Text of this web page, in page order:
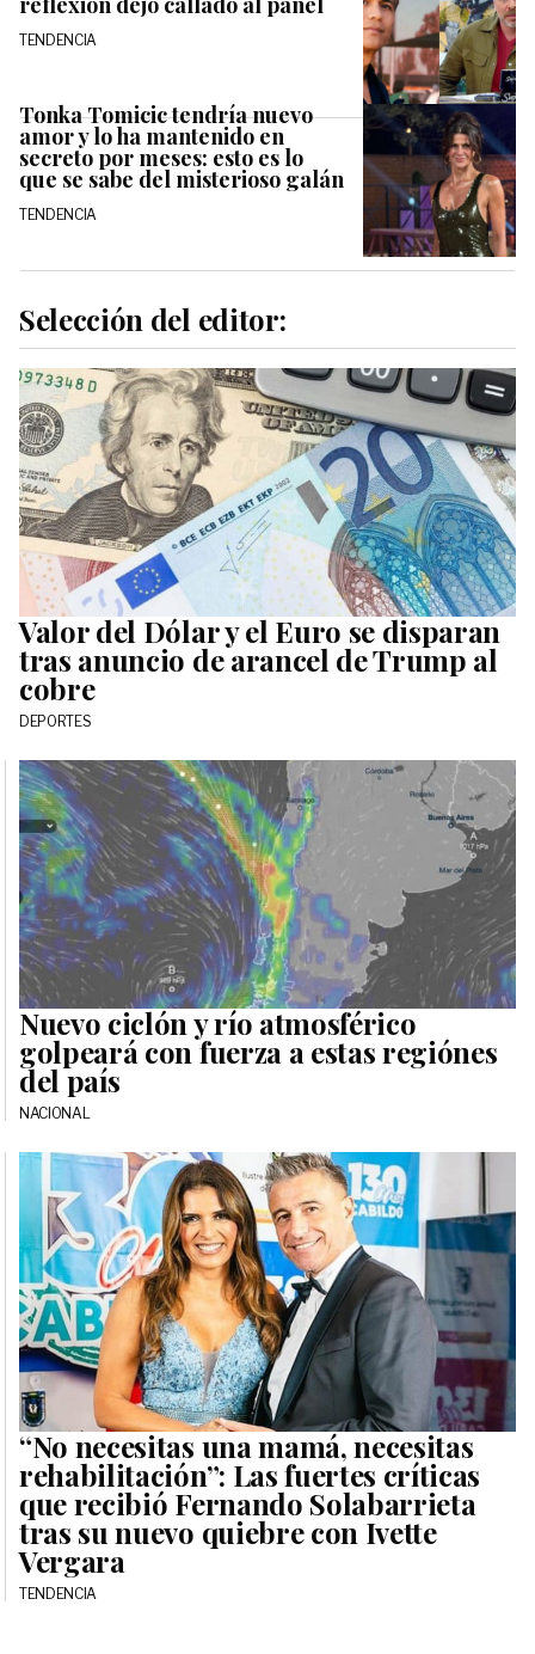
TENDENCIA
Tonka Tomicic tendría nuevo
amor y lo ha mantenido en
secreto por meses: esto es lo
que se sabe del misterioso galán
TENDENCIA
Selección del editor:
Valor del Dólar y el Euro se disparan
tras anuncio de arancel de Trump al
cobre
DEPORTES
Nuevo ciclón y río atmosférico
golpeará con fuerza a estas regiónes
del país
NACIONAL
“No necesitas una mamá, necesitas
rehabilitación”: Las fuertes críticas
que recibió Fernando Solabarrieta
tras su nuevo quiebre con Ivette
Vergara
TENDENCIA